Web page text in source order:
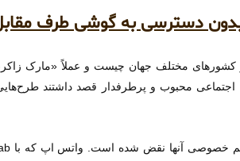
دسترسی به گوشی طرف
کشورهای مختلف جهان چیست و عملاً «مارک
محبوب و پرطرفدار قصد داشتند